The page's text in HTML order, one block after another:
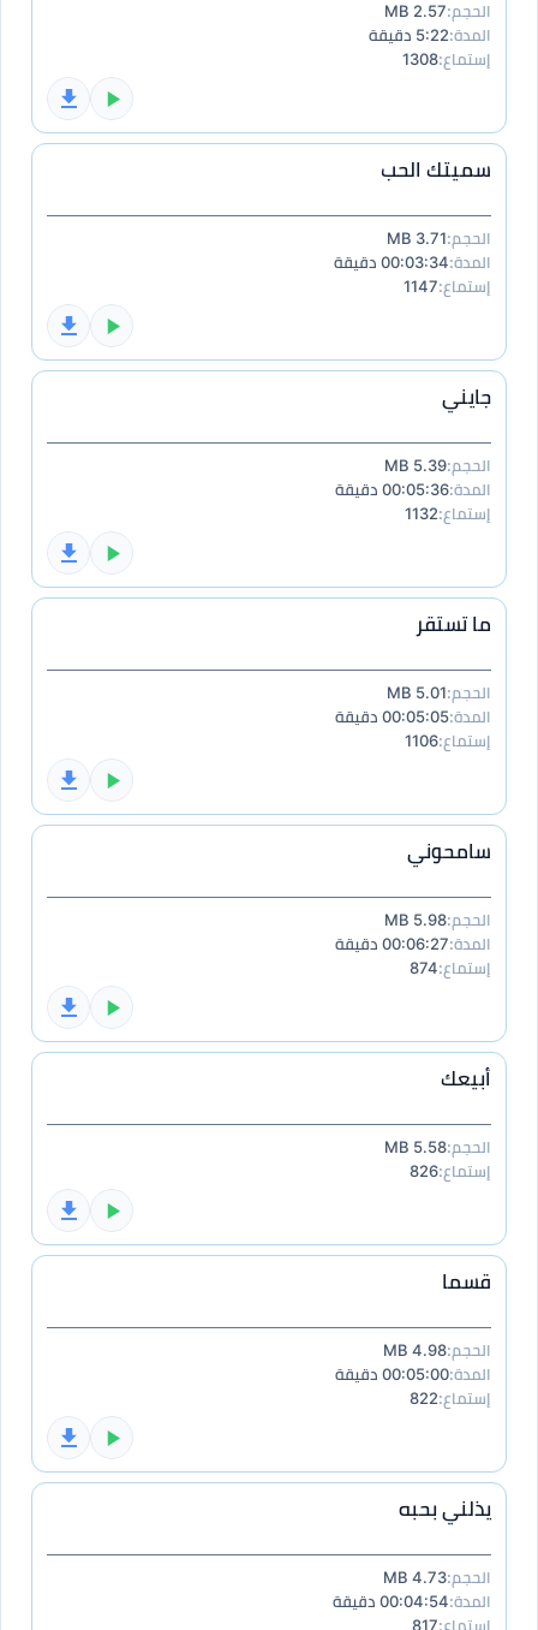
الحجم:2.57 MB
المدة:5:22 دقيقة
إستماع:1308
سميتك الحب
الحجم:3.71 MB
المدة:00:03:34 دقيقة
إستماع:1147
جايني
الحجم:5.39 MB
المدة:00:05:36 دقيقة
إستماع:1132
ما تستقر
الحجم:5.01 MB
المدة:00:05:05 دقيقة
إستماع:1106
سامحوني
الحجم:5.98 MB
المدة:00:06:27 دقيقة
إستماع:874
أبيعك
الحجم:5.58 MB
إستماع:826
قسما
الحجم:4.98 MB
المدة:00:05:00 دقيقة
إستماع:822
يذلني بحبه
الحجم:4.73 MB
المدة:00:04:54 دقيقة
إستماع:817